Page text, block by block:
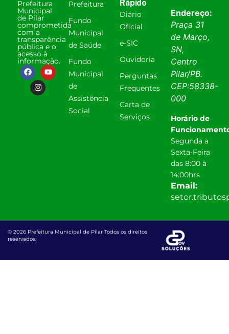
Prefeitura
Municipal
de Pilar
comprometida
com a
transparência
pública e o
acesso à
informação.
Prefeitura
Fundo
Municipal
de Saúde
Fundo
Municipal
de
Assistência
Social
Rápido
Diário
Oficial
e-SIC
Ouvidoria
Perguntas
Frequentes
Carta de
Serviços
Endereço:
Praça 31
de Março,
SN,
Centro
Pilar/PB.
CEP:58338-
000
Horário de
Segunda a
Sexta-Feira
das 8:00 à
14:00hrs
Email:
© 2026 Prefeitura Municipal de Pilar Todos os direitos
reservados.